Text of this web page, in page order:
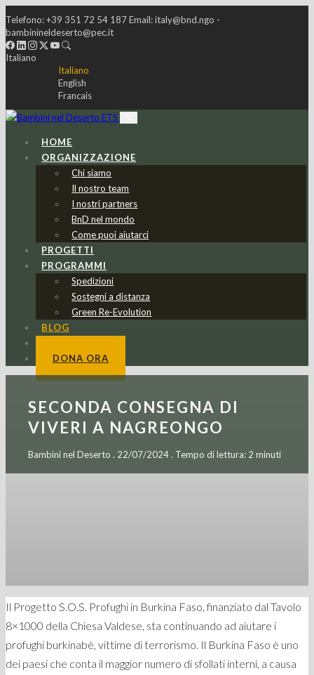
Telefono:+39 351 72 54 187Email:italy@bnd.ngo -
bambinineldeserto@pec.it
Italiano
Italiano
English
Francais
HOME
ORGANIZZAZIONE
Chi siamo
Il nostro team
I nostri partners
BnD nel mondo
Come puoi aiutarci
PROGETTI
PROGRAMMI
Spedizioni
Sostegni a distanza
Green Re-Evolution
BLOG
DONA ORA
SECONDA CONSEGNA DI
VIVERI A NAGREONGO
Bambini nel Deserto . 22/07/2024 . Tempo di lettura: 2 minuti
Il Progetto S.O.S. Profughi in Burkina Faso, finanziato dal Tavolo
8×1000 della Chiesa Valdese, sta continuando ad aiutare i
profughi burkinabè, vittime di terrorismo. Il Burkina Faso è uno
dei paesi che conta il maggior numero di sfollati interni, a causa